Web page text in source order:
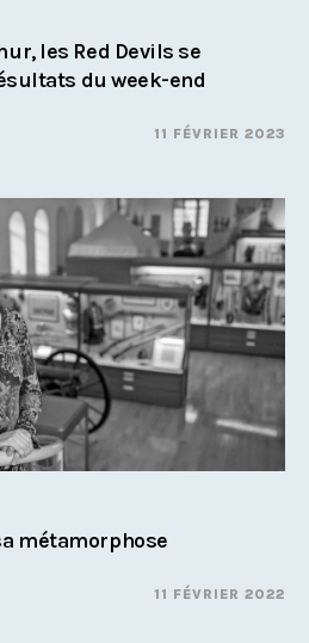
les Red Devils se
du week-end
11 FÉVRIER 2023
métamorphose
11 FÉVRIER 2022